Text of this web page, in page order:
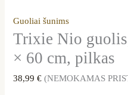
Guoliai šunims
Trixie Nio
× 60 cm, pilkas
38,99€ (NEMOKAMAS